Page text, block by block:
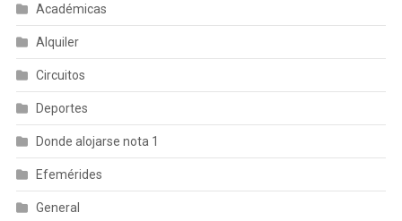
Académicas
Alquiler
Circuitos
Deportes
Donde alojarse nota 1
Efemérides
General